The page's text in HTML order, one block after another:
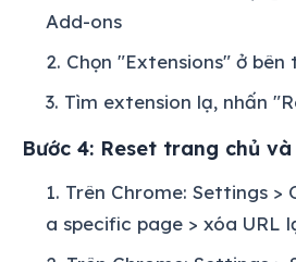
Add-ons
Chọn "Extensions" ở bên
Tìm extension lạ, nhấn
Bước 4: Reset trang chủ
Trên Chrome: Settings >
a specific page > xóa URL